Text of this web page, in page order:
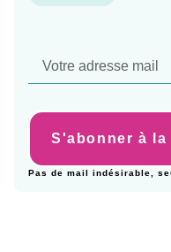
S'abonner à la
Pas de mail indésirable,